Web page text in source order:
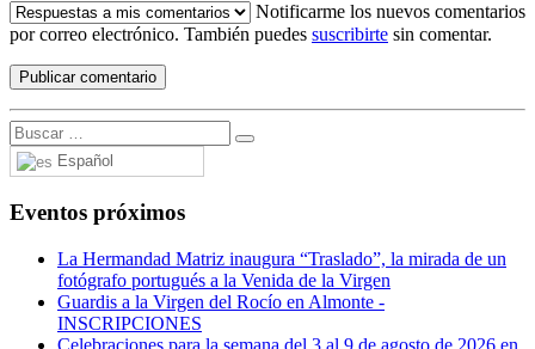
Notificarme los nuevos comentarios
por correo electrónico. También puedes suscribirte sin comentar.
Español
Eventos próximos
La Hermandad Matriz inaugura “Traslado”, la mirada de un
fotógrafo portugués a la Venida de la Virgen
Guardis a la Virgen del Rocío en Almonte -
INSCRIPCIONES
Celebraciones para la semana del 3 al 9 de agosto de 2026 en